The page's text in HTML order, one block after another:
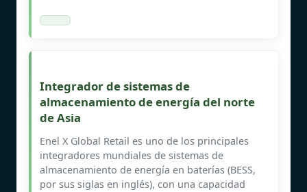
Integrador de sistemas de
almacenamiento de energía del norte
de Asia
Enel X Global Retail es uno de los principales
integradores mundiales de sistemas de
almacenamiento de energía en baterías (BESS,
por sus siglas en inglés), con una capacidad